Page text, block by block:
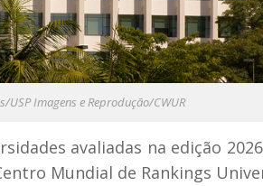
USP Imagens e Reprodução/CWUR
avaliadas na edição
Mundial de Rankings